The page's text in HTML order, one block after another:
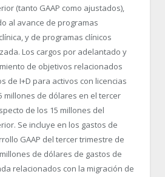
(tanto GAAP como ajustados),
al avance de programas
y de programas clínicos
Los cargos por adelantado y
de objetivos relacionados
de I+D para activos con licencias
millones de dólares en el tercer
de los 15 millones del
Se incluye en los gastos de
GAAP del tercer trimestre de
de dólares de gastos de
relacionados con la migración de